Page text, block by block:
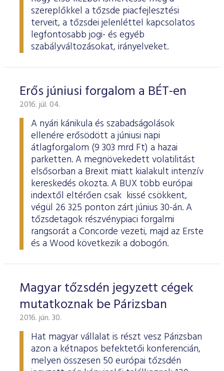
szereplőkkel a tőzsde piacfejlesztési
terveit, a tőzsdei jelenléttel kapcsolatos
legfontosabb jogi- és egyéb
szabályváltozásokat, irányelveket.
Erős júniusi forgalom a BÉT-en
2016. júl. 04.
A nyári kánikula és szabadságolások
ellenére erősödött a júniusi napi
átlagforgalom (9 303 mrd Ft) a hazai
parketten. A megnövekedett volatilitást
elsősorban a Brexit miatt kialakult intenzív
kereskedés okozta. A BUX több európai
indextől eltérően csak kissé csökkent,
végül 26 325 ponton zárt június 30-án. A
tőzsdetagok részvénypiaci forgalmi
rangsorát a Concorde vezeti, majd az Erste
és a Wood következik a dobogón.
Magyar tőzsdén jegyzett cégek
mutatkoznak be Párizsban
2016. jún. 30.
Hat magyar vállalat is részt vesz Párizsban
azon a kétnapos befektetői konferencián,
melyen összesen 50 európai tőzsdén